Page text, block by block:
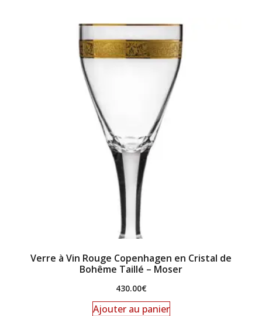
Verre à Vin Rouge Copenhagen en Cristal de
Bohême Taillé – Moser
430.00€
Ajouter au panier